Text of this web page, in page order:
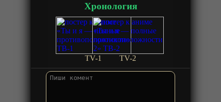
Хронология
TV-1 TV-2